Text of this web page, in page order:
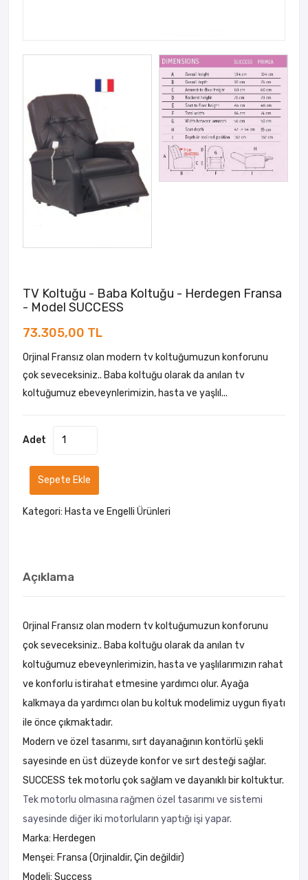
TV Koltuğu - Baba Koltuğu - Herdegen Fransa
- Model SUCCESS
73.305,00 TL
Orjinal Fransız olan modern tv koltuğumuzun konforunu
çok seveceksiniz.. Baba koltuğu olarak da anılan tv
koltuğumuz ebeveynlerimizin, hasta ve yaşlıl...
Adet
Sepete Ekle
Kategori: Hasta ve Engelli Ürünleri
Açıklama
Orjinal Fransız olan modern tv koltuğumuzun konforunu
çok seveceksiniz.. Baba koltuğu olarak da anılan tv
koltuğumuz ebeveynlerimizin, hasta ve yaşlılarımızın rahat
ve konforlu istirahat etmesine yardımcı olur. Ayağa
kalkmaya da yardımcı olan bu koltuk modelimiz uygun fiyatı
ile önce çıkmaktadır.
Modern ve özel tasarımı, sırt dayanağının kontörlü şekli
sayesinde en üst düzeyde konfor ve sırt desteği sağlar.
SUCCESS tek motorlu çok sağlam ve dayanıklı bir koltuktur.
Tek motorlu olmasına rağmen özel tasarımı ve sistemi
sayesinde diğer iki motorluların yaptığı işi yapar.
Marka: Herdegen
Menşei: Fransa (Orjinaldir, Çin değildir)
Modeli: Success